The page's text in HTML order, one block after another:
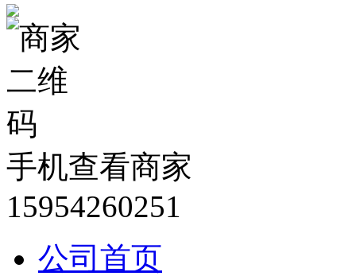
手机查看商家
15954260251
公司首页